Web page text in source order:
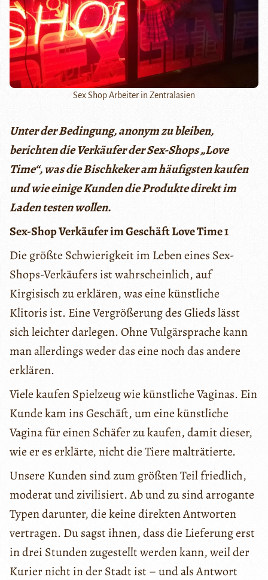
Sex Shop Arbeiter in Zentralasien
Unter der Bedingung, anonym zu bleiben,
berichten die Verkäufer der Sex-Shops „Love
Time“, was die Bischkeker am häufigsten kaufen
und wie einige Kunden die Produkte direkt im
Laden testen wollen.
Sex-Shop Verkäufer im Geschäft Love Time 1
Die größte Schwierigkeit im Leben eines Sex-
Shops-Verkäufers ist wahrscheinlich, auf
Kirgisisch zu erklären, was eine künstliche
Klitoris ist. Eine Vergrößerung des Glieds lässt
sich leichter darlegen. Ohne Vulgärsprache kann
man allerdings weder das eine noch das andere
erklären.
Viele kaufen Spielzeug wie künstliche Vaginas. Ein
Kunde kam ins Geschäft, um eine künstliche
Vagina für einen Schäfer zu kaufen, damit dieser,
wie er es erklärte, nicht die Tiere malträtierte.
Unsere Kunden sind zum größten Teil friedlich,
moderat und zivilisiert. Ab und zu sind arrogante
Typen darunter, die keine direkten Antworten
vertragen. Du sagst ihnen, dass die Lieferung erst
in drei Stunden zugestellt werden kann, weil der
Kurier nicht in der Stadt ist – und als Antwort